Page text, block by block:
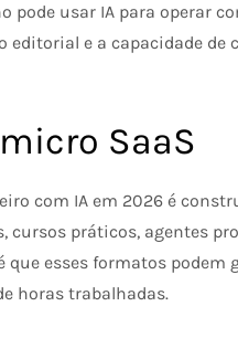
pode usar IA para operar
editorial e a capacidade
SaaS
com IA em 2026 é
cursos práticos, agentes
que esses formatos
horas trabalhadas.